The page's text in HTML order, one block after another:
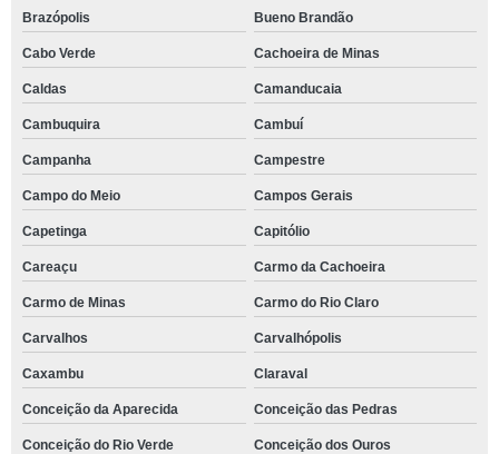
Brazópolis Bueno Brandão
Cabo Verde Cachoeira de Minas
Caldas Camanducaia
Cambuquira Cambuí
Campanha Campestre
Campo do Meio Campos Gerais
Capetinga Capitólio
Careaçu Carmo da Cachoeira
Carmo de Minas Carmo do Rio Claro
Carvalhos Carvalhópolis
Caxambu Claraval
Conceição da Aparecida Conceição das Pedras
Conceição do Rio Verde Conceição dos Ouros